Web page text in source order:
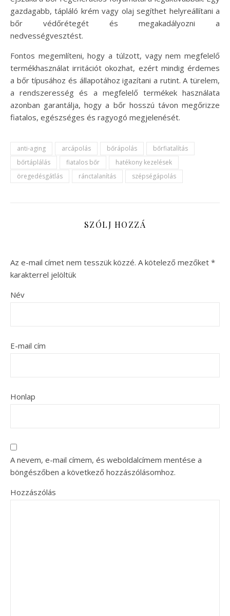
gazdagabb, tápláló krém vagy olaj segíthet helyreállítani a
bőr védőrétegét és megakadályozni a
nedvességvesztést.
Fontos megemlíteni, hogy a túlzott, vagy nem megfelelő
termékhasználat irritációt okozhat, ezért mindig érdemes
a bőr típusához és állapotához igazítani a rutint. A türelem,
a rendszeresség és a megfelelő termékek használata
azonban garantálja, hogy a bőr hosszú távon megőrizze
fiatalos, egészséges és ragyogó megjelenését.
anti-aging arcápolás bőrápolás
bőrfiatalítás
bőrtáplálás
fiatalos bőr
hatékony kezelések
öregedésgátlás
ránctalanítás szépségápolás
SZÓLJ HOZZÁ
Az e-mail címet nem tesszük közzé. A kötelező mezőket *
karakterrel jelöltük
Név
E-mail cím
Honlap
A nevem, e-mail címem, és weboldalcímem mentése a
böngészőben a következő hozzászólásomhoz.
Hozzászólás